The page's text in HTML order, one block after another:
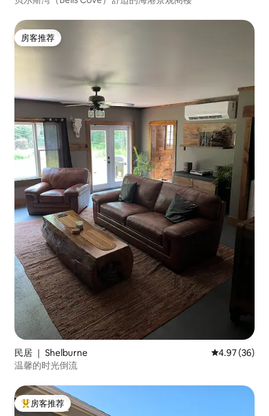
房客推荐
房客推荐
民居 ｜ Shelburne 平均评分
4.97 (36)
温馨的时光倒流
热门「房客推荐」
房客推荐